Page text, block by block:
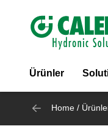
Header
Ürünler
Home /